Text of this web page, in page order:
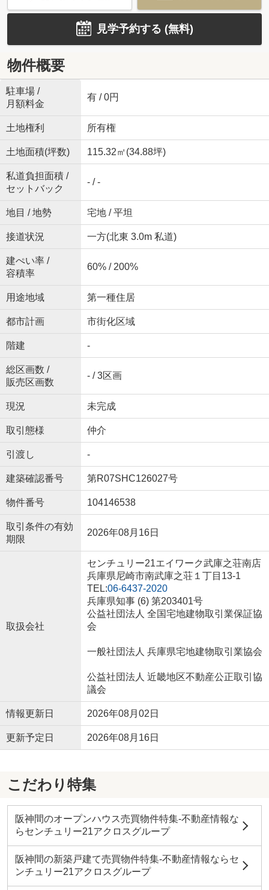
見学予約する (無料)
物件概要
駐車場 /
月額料金
有 / 0円
土地権利 所有権
土地面積(坪数) 115.32㎡(34.88坪)
私道負担面積 /
セットバック
- / -
地目 / 地勢 宅地 / 平坦
接道状況 一方(北東 3.0m 私道)
建ぺい率 /
容積率
60% / 200%
用途地域 第一種住居
都市計画 市街化区域
階建 -
総区画数 /
販売区画数
- / 3区画
現況 未完成
取引態様 仲介
引渡し -
建築確認番号 第R07SHC126027号
物件番号 104146538
取引条件の有効
期限
2026年08月16日
取扱会社
センチュリー21エイワーク武庫之荘南店
兵庫県尼崎市南武庫之荘１丁目13-1
TEL:06-6437-2020
兵庫県知事 (6) 第203401号
公益社団法人 全国宅地建物取引業保証協
会
一般社団法人 兵庫県宅地建物取引業協会
公益社団法人 近畿地区不動産公正取引協
議会
情報更新日 2026年08月02日
更新予定日 2026年08月16日
こだわり特集
阪神間のオープンハウス売買物件特集-不動産情報な
らセンチュリー21アクロスグループ
阪神間の新築戸建て売買物件特集-不動産情報ならセ
ンチュリー21アクロスグループ